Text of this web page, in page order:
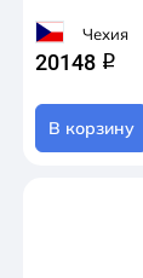
Чехия
20148 q
В корзину